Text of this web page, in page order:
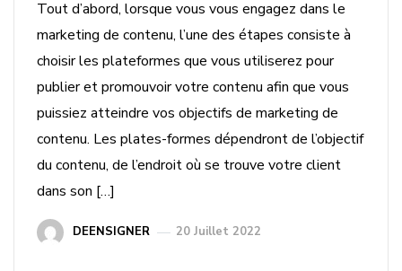
Tout d’abord, lorsque vous vous engagez dans le
marketing de contenu, l’une des étapes consiste à
choisir les plateformes que vous utiliserez pour
publier et promouvoir votre contenu afin que vous
puissiez atteindre vos objectifs de marketing de
contenu. Les plates-formes dépendront de l’objectif
du contenu, de l’endroit où se trouve votre client
dans son […]
DEENSIGNER 20 Juillet 2022